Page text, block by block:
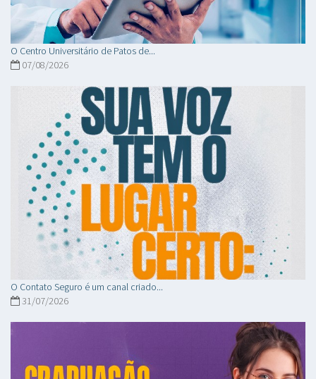
O Centro Universitário de Patos de...
07/08/2026
O Contato Seguro é um canal criado...
31/07/2026